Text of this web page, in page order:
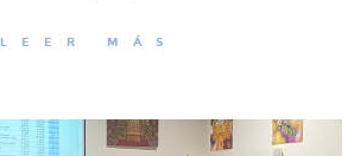
LEER MÁS